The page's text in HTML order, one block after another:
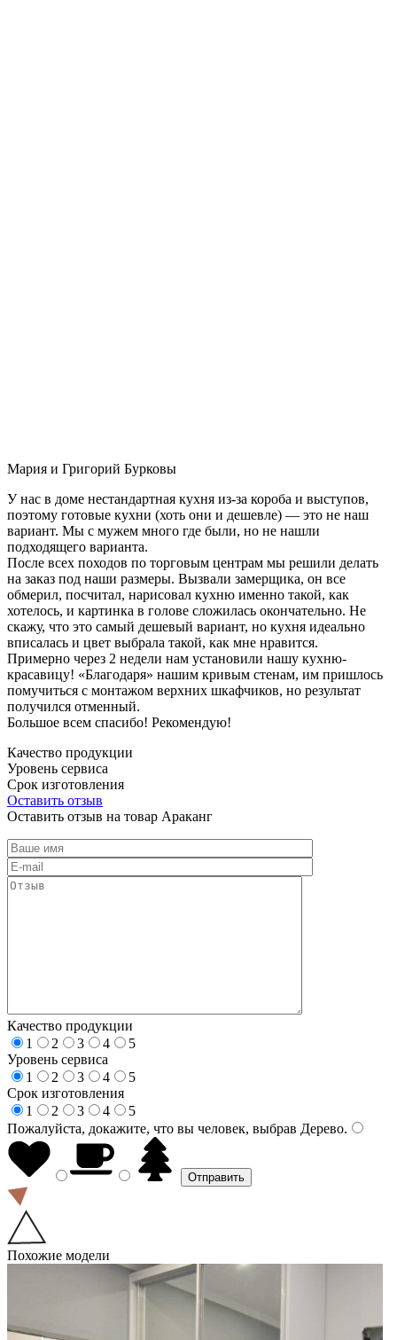
Мария и Григорий Бурковы
У нас в доме нестандартная кухня из-за короба и выступов,
поэтому готовые кухни (хоть они и дешевле) — это не наш
вариант. Мы с мужем много где были, но не нашли
подходящего варианта.
После всех походов по торговым центрам мы решили делать
на заказ под наши размеры. Вызвали замерщика, он все
обмерил, посчитал, нарисовал кухню именно такой, как
хотелось, и картинка в голове сложилась окончательно. Не
скажу, что это самый дешевый вариант, но кухня идеально
вписалась и цвет выбрала такой, как мне нравится.
Примерно через 2 недели нам установили нашу кухню-
красавицу! «Благодаря» нашим кривым стенам, им пришлось
помучиться с монтажом верхних шкафчиков, но результат
получился отменный.
Большое всем спасибо! Рекомендую!
Качество продукции
Уровень сервиса
Срок изготовления
Оставить отзыв
Оставить отзыв на товар Араканг
Качество продукции
1
2 3 4
5
Уровень сервиса
1
2 3 4
5
Срок изготовления
1
2 3 4
5
Пожалуйста, докажите, что вы человек, выбрав Дерево.
Похожие модели